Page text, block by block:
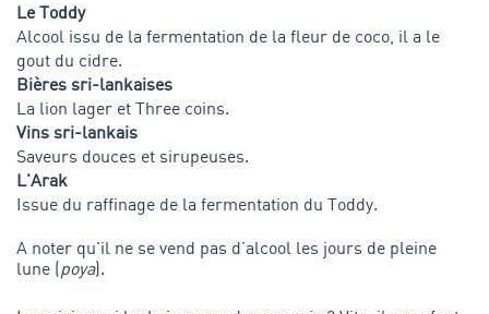
Le Toddy
Alcool issu de la fermentation de la fleur de coco, il a le
gout du cidre.
Bières sri-lankaises
La lion lager et Three coins.
Vins sri-lankais
Saveurs douces et sirupeuses.
L'Arak
Issue du raffinage de la fermentation du Toddy.
A noter qu'il ne se vend pas d’alcool les jours de pleine
lune (poya).